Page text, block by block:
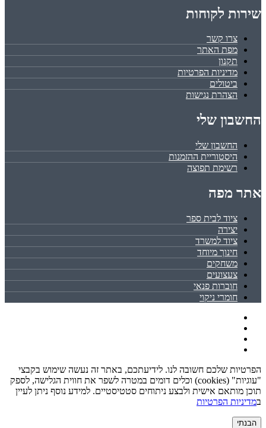
שירות לקוחות
צרו קשר
מפת האתר
תקנון
מדיניות הפרטיות
ביטולים
הצהרת נגישות
החשבון שלי
החשבון שלי
היסטוריית ההזמנות
רשימת תפוצה
אתר מפה
ציוד לבית ספר
יצירה
ציוד למשרד
חינוך מיוחד
משחקים
צעצועים
חוברות פנאי
חומרי ניקוי
הפרטיות שלכם חשובה לנו. לידיעתכם, באתר זה נעשה שימוש בקבצי
"עוגיות" (cookies) וכלים דומים במטרה לשפר את חווית הגלישה, לספק
תוכן מותאם אישית ולבצע ניתוחים סטטיסטיים. למידע נוסף ניתן לעיין
במדיניות הפרטיות
הבנתי